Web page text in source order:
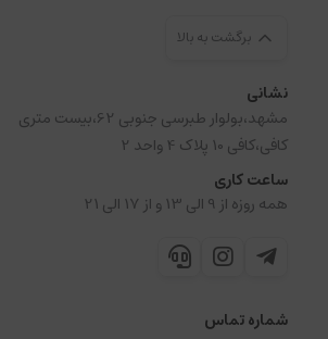
برگشت به بالا
نشانی
مشهد،بولوار طبرسی جنوبی 62،بیست متری
کافی،کافی 10 پلاک 4 واحد 2
ساعت کاری
همه روزه از 9 الی 13 و از 17 الی 21
شماره تماس